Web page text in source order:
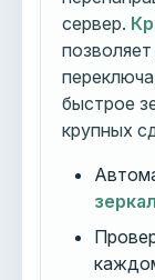
сервер.
быстрое
крупных